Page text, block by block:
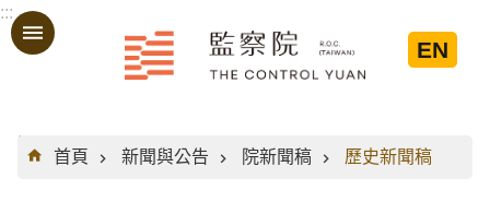
跳到主要內容區塊
:::
EN
:::
首頁
新聞與公告 院新聞稿 歷史新聞稿